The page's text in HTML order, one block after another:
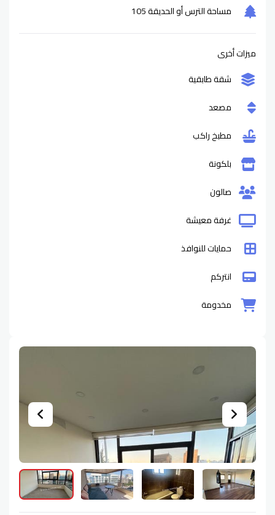
مساحة الترس أو الحديقة 105
ميزات أخرى
شقة طابقية
مصعد
مطبخ راكب
بلكونة
صالون
غرفة معيشة
حمايات للنوافذ
انتركم
مخدومة